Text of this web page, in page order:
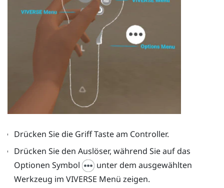
Drücken Sie die GriffTaste am Controller.
Drücken Sie den Auslöser, während Sie auf das
Optionen Symbol
unter dem ausgewählten
Werkzeug im VIVERSE Menü zeigen.